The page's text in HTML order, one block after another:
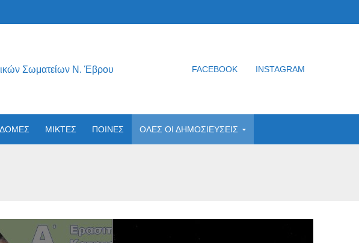
Σωματείων Ν. Έβρου FACEBOOK INSTAGRAM
ΜΙΚΤΕΣ ΠΟΙΝΕΣ ΟΛΕΣ ΟΙ ΔΗΜΟΣΙΕΥΣΕΙΣ